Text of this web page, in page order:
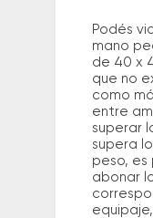
Podés
mano
de 40 x
que no
como
entre
superar
supera
peso, es
abonar